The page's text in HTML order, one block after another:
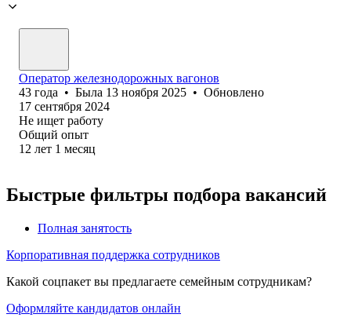
Оператор железнодорожных вагонов
43 года • Была 13 ноября 2025 • Обновлено
17 сентября 2024
Не ищет работу
Общий опыт
12 лет 1 месяц
Быстрые фильтры подбора вакансий
Полная занятость
Корпоративная поддержка сотрудников
Какой соцпакет вы предлагаете семейным сотрудникам?
Оформляйте кандидатов онлайн